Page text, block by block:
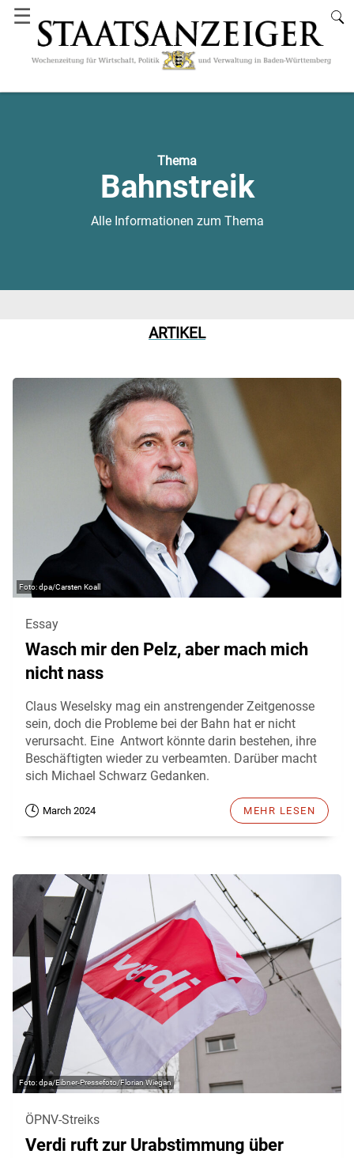
☰
Thema
Bahnstreik
Alle Informationen zum Thema
ARTIKEL
dpa/Carsten Koall
Essay
Wasch mir den Pelz, aber mach mich
nicht nass
Claus Weselsky mag ein anstrengender Zeitgenosse
sein, doch die Probleme bei der Bahn hat er nicht
verursacht. Eine Antwort könnte darin bestehen, ihre
Beschäftigten wieder zu verbeamten. Darüber macht
sich Michael Schwarz Gedanken.
March 2024 MEHR LESEN
dpa/Eibner-Pressefoto/Florian Wiegan
ÖPNV-Streiks
Verdi ruft zur Urabstimmung über